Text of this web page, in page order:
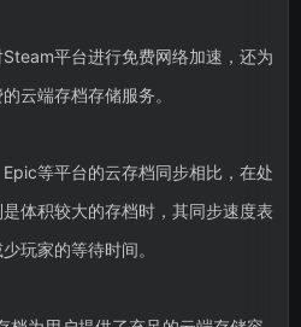
平台进行免费网络加速，还为
云端存档存储服务。
等平台的云存档同步相比，在处
体积较大的存档时，其同步速度表
玩家的等待时间。